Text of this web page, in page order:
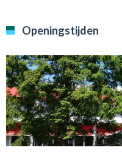
Openingstijden